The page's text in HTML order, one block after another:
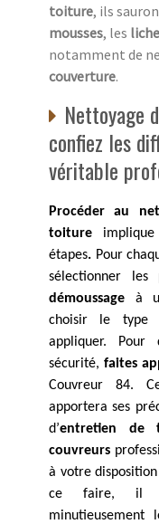
toiture, ils
mousses, les
notamment de
couverture.
Nettoyage
confiez les
véritable
Procéder au
toiture
étapes. Pour
sélectionner les
démoussage à
choisir le type
appliquer. Pour
sécurité, faites
Couvreur 84.
apportera ses
d’entretien de
couvreurs
à votre
ce faire, il